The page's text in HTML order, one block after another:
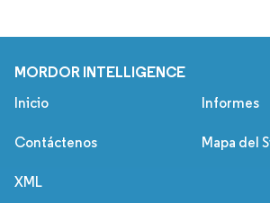
MORDOR INTELLIGENCE
Inicio Informes
Contáctenos Mapa del
XML